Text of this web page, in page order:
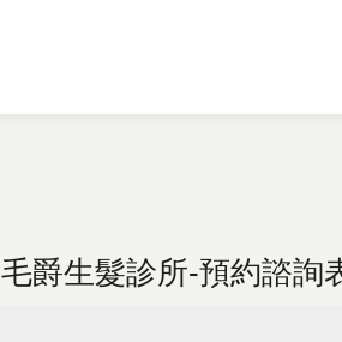
毛爵生髮診所-預約諮詢